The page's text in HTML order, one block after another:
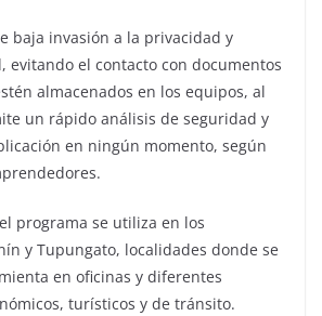
baja invasión a la privacidad y
evitando el contacto con documentos
almacenados en los equipos, al
un rápido análisis de seguridad y
en ningún momento, según
programa se utiliza en los
y Tupungato, localidades donde se
en oficinas y diferentes
turísticos y de tránsito.